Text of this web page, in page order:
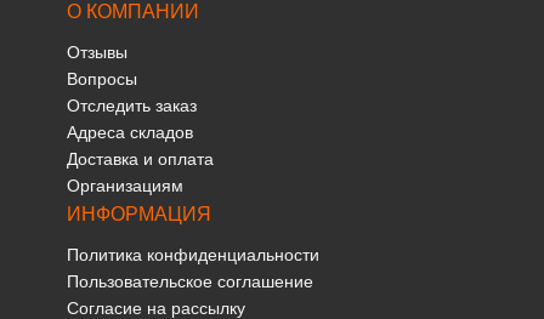
О КОМПАНИИ
Отзывы
Вопросы
Отследить заказ
Адреса складов
Доставка и оплата
Организациям
ИНФОРМАЦИЯ
Политика конфиденциальности
Пользовательское соглашение
Согласие на рассылку